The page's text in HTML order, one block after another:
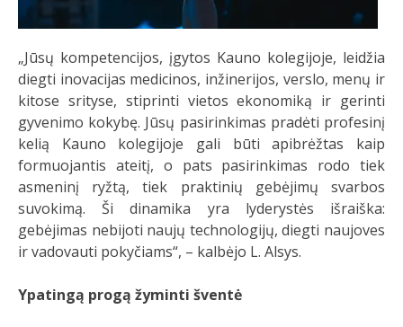
„Jūsų kompetencijos, įgytos Kauno kolegijoje, leidžia
diegti inovacijas medicinos, inžinerijos, verslo, menų ir
kitose srityse, stiprinti vietos ekonomiką ir gerinti
gyvenimo kokybę. Jūsų pasirinkimas pradėti profesinį
kelią Kauno kolegijoje gali būti apibrėžtas kaip
formuojantis ateitį, o pats pasirinkimas rodo tiek
asmeninį ryžtą, tiek praktinių gebėjimų svarbos
suvokimą. Ši dinamika yra lyderystės išraiška:
gebėjimas nebijoti naujų technologijų, diegti naujoves
ir vadovauti pokyčiams“, – kalbėjo L. Alsys.
Ypatingą progą žyminti šventė